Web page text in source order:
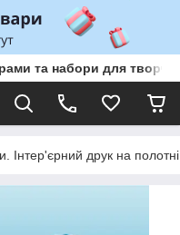
та набори для
Інтер'єрний друк на полотні